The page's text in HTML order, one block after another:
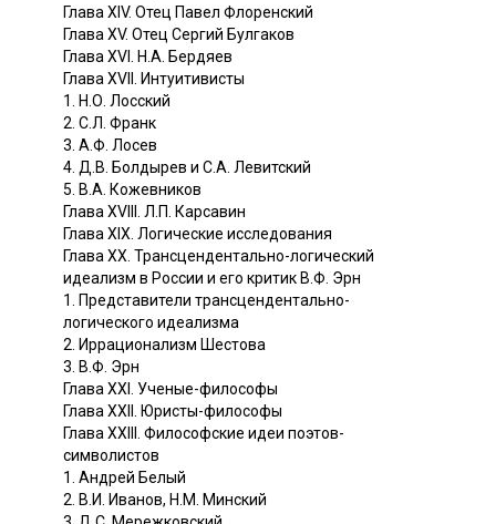
Глава XIV. Отец Павел Флоренский
Глава XV. Отец Сергий Булгаков
Глава XVI. Н.А. Бердяев
Глава XVII. Интуитивисты
1. Н.О. Лосский
2. С.Л. Франк
3. А.Ф. Лосев
4. Д.В. Болдырев и С.А. Левитский
5. В.А. Кожевников
Глава XVIII. Л.П. Карсавин
Глава XIX. Логические исследования
Глава XX. Трансцендентально-логический
идеализм в России и его критик В.Ф. Эрн
1. Представители трансцендентально-
логического идеализма
2. Иррационализм Шестова
3. В.Ф. Эрн
Глава XXI. Ученые-философы
Глава XXII. Юристы-философы
Глава XXIII. Философские идеи поэтов-
символистов
1. Андрей Белый
2. В.И. Иванов, Н.М. Минский